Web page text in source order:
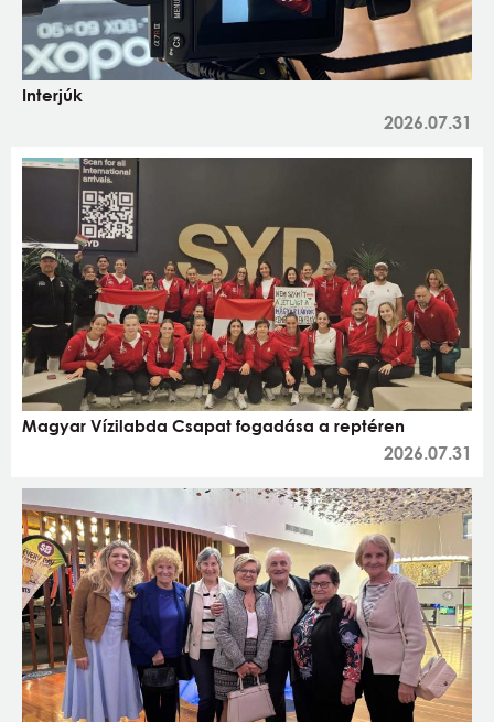
Interjúk
2026.07.31
Magyar Vízilabda Csapat fogadása a reptéren
2026.07.31